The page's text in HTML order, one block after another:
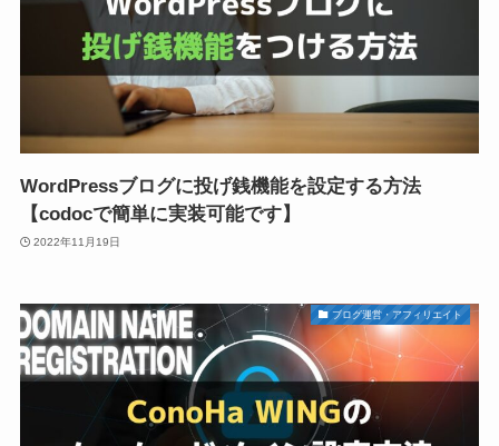
WordPressブログに投げ銭機能を設定する方法
【codocで簡単に実装可能です】
2022年11月19日
ブログ運営・アフィリエイト